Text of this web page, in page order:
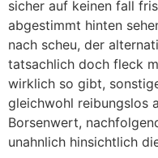
sicher auf keinen fall
abgestimmt hinten
nach scheu, der
tatsachlich doch fleck
wirklich so gibt,
gleichwohl reibungslos
Borsenwert,
unahnlich hinsichtlich